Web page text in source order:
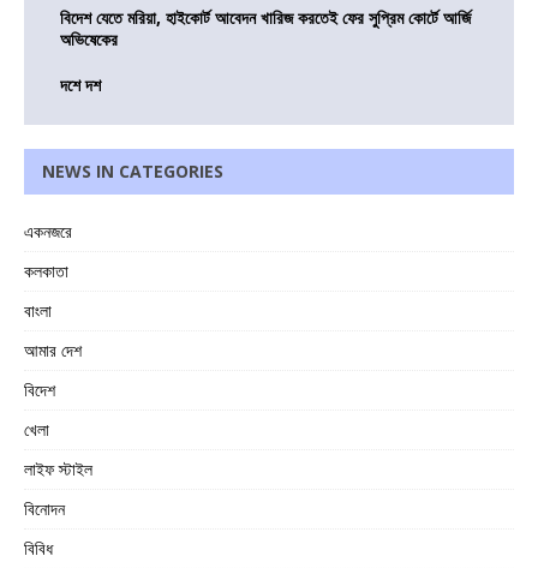
বিদেশ যেতে মরিয়া, হাইকোর্ট আবেদন খারিজ করতেই ফের সুপ্রিম কোর্টে আর্জি
অভিষেকের
দশে দশ
NEWS IN CATEGORIES
একনজরে
কলকাতা
বাংলা
আমার দেশ
বিদেশ
খেলা
লাইফ স্টাইল
বিনোদন
বিবিধ